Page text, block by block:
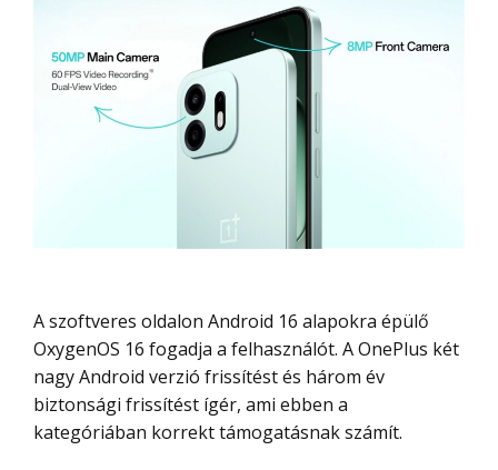
A szoftveres oldalon Android 16 alapokra épülő
OxygenOS 16 fogadja a felhasználót. A OnePlus két
nagy Android verzió frissítést és három év
biztonsági frissítést ígér, ami ebben a
kategóriában korrekt támogatásnak számít.